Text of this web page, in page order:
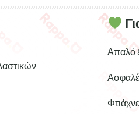
Απαλό